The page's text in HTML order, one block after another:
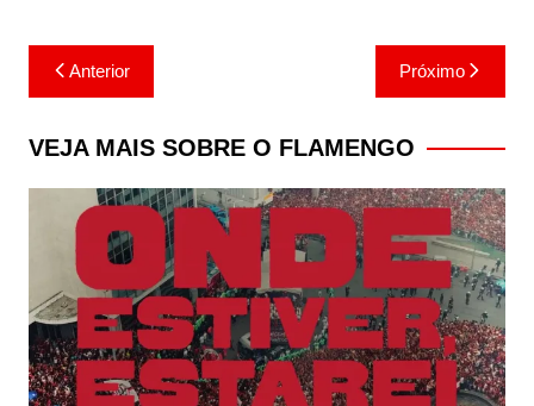
Navegação
de
Post
Anterior Próximo
VEJA MAIS SOBRE O FLAMENGO